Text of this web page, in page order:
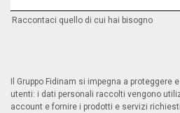
Raccontaci quello di cui hai bisogno
Il Gruppo Fidinam si impegna a proteggere
utenti: i dati personali raccolti vengono
account e fornire i prodotti e servizi